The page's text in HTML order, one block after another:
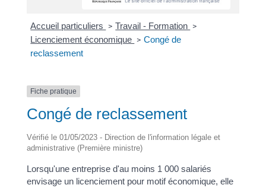
Accueil particuliers > Travail - Formation >
Licenciement économique > Congé de
reclassement
Fiche pratique
Congé de reclassement
Vérifié le 01/05/2023 - Direction de l'information légale et
administrative (Première ministre)
Lorsqu'une entreprise d'au moins 1 000 salariés
envisage un licenciement pour motif économique, elle